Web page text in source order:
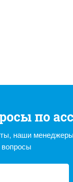
по
наши
вопросы